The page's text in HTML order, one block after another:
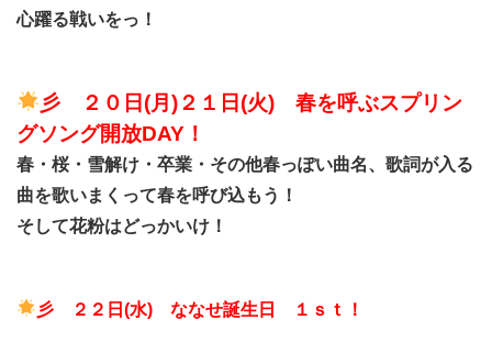
心躍る戦いをっ！
彡 ２０日(月)２１日(火) 春を呼ぶスプリン
グソング開放DAY！
春・桜・雪解け・卒業・その他春っぽい曲名、歌詞が入る
曲を歌いまくって春を呼び込もう！
そして花粉はどっかいけ！
彡 ２２日(水) ななせ誕生日 １ｓｔ！